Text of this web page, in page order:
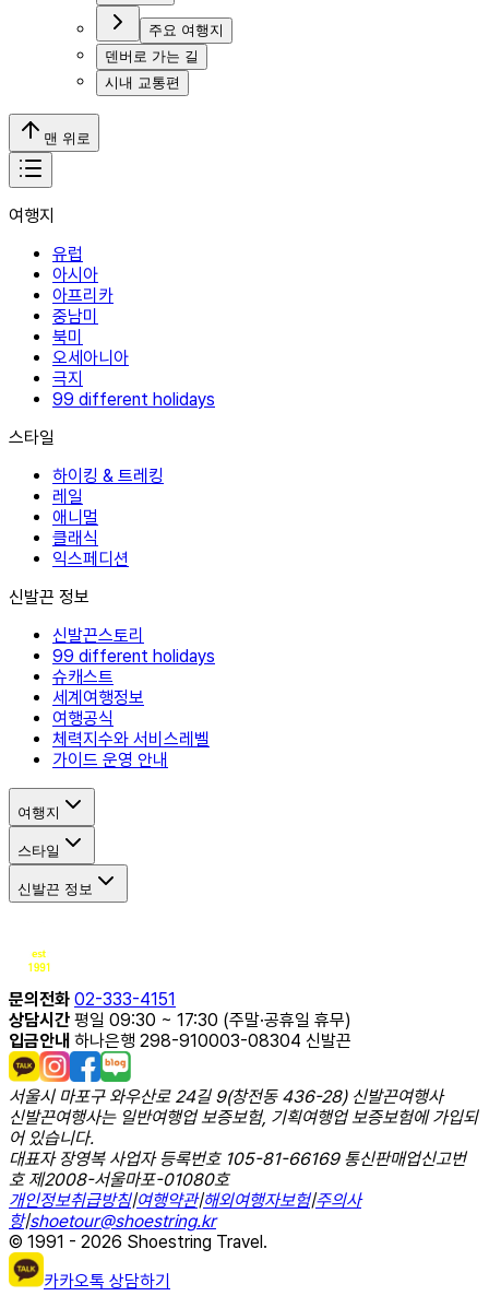
주요 여행지
덴버로 가는 길
시내 교통편
맨 위로
여행지
유럽
아시아
아프리카
중남미
북미
오세아니아
극지
99 different holidays
스타일
하이킹 & 트레킹
레일
애니멀
클래식
익스페디션
신발끈 정보
신발끈스토리
99 different holidays
슈캐스트
세계여행정보
여행공식
체력지수와 서비스레벨
가이드 운영 안내
여행지
스타일
신발끈 정보
문의전화 02-333-4151
상담시간 평일 09:30 ~ 17:30 (주말·공휴일 휴무)
입금안내 하나은행 298-910003-08304 신발끈
서울시 마포구 와우산로 24길 9(창전동 436-28) 신발끈여행사
신발끈여행사는 일반여행업 보증보험, 기획여행업 보증보험에 가입되
어 있습니다.
대표자 장영복 사업자 등록번호 105-81-66169 통신판매업신고번
호 제2008-서울마포-01080호
개인정보취급방침|여행약관|해외여행자보험|주의사
항|shoetour@shoestring.kr
© 1991 - 2026 Shoestring Travel.
카카오톡 상담하기